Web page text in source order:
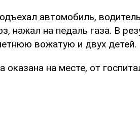
автомобиль,
нажал на педаль газа. В
вожатую и двух детей.
на месте, от